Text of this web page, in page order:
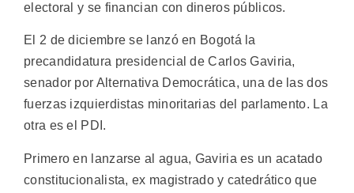
electoral y se financian con dineros públicos.
El 2 de diciembre se lanzó en Bogotá la
precandidatura presidencial de Carlos Gaviria,
senador por Alternativa Democrática, una de las dos
fuerzas izquierdistas minoritarias del parlamento. La
otra es el PDI.
Primero en lanzarse al agua, Gaviria es un acatado
constitucionalista, ex magistrado y catedrático que